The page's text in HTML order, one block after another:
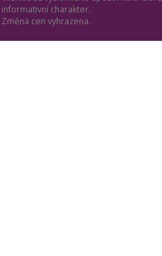
informativní charakter.
Změna cen vyhrazena.